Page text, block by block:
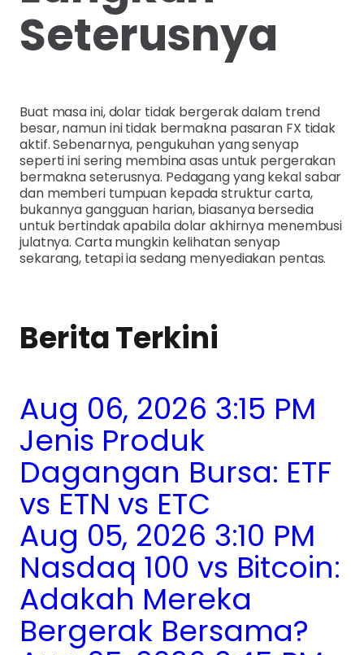
Seterusnya
Buat masa ini, dolar tidak bergerak dalam trend
besar, namun ini tidak bermakna pasaran FX tidak
aktif. Sebenarnya, pengukuhan yang senyap
seperti ini sering membina asas untuk pergerakan
bermakna seterusnya. Pedagang yang kekal sabar
dan memberi tumpuan kepada struktur carta,
bukannya gangguan harian, biasanya bersedia
untuk bertindak apabila dolar akhirnya menembusi
julatnya. Carta mungkin kelihatan senyap
sekarang, tetapi ia sedang menyediakan pentas.
Berita Terkini
Aug 06, 2026 3:15 PM
Jenis Produk
Dagangan Bursa: ETF
vs ETN vs ETC
Aug 05, 2026 3:10 PM
Nasdaq 100 vs Bitcoin:
Adakah Mereka
Bergerak Bersama?